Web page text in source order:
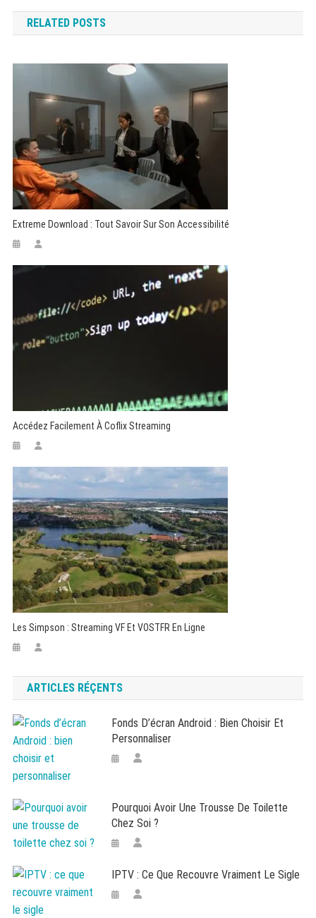
de
l’article
RELATED POSTS
Extreme Download : Tout Savoir Sur Son Accessibilité
Accédez Facilement À Coflix Streaming
Les Simpson : Streaming VF Et VOSTFR En Ligne
ARTICLES RÉÇENTS
Fonds D’écran Android : Bien Choisir Et
Personnaliser
Pourquoi Avoir Une Trousse De Toilette
Chez Soi ?
IPTV : Ce Que Recouvre Vraiment Le Sigle